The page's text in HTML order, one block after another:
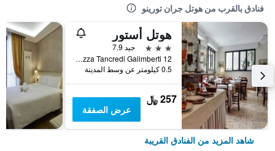
فنادق بالقرب من هوتل جران تورينو
هوتل أستور
3 نجوم
جيد 7.9
Piazza Tancredi Galimberti 12, تورين, مقاطعة تورينو, إيطاليا
0.5 كيلومتر عن وسط المدينة
257 ﷼
عرض الصفقة
شاهد المزيد من الفنادق القريبة